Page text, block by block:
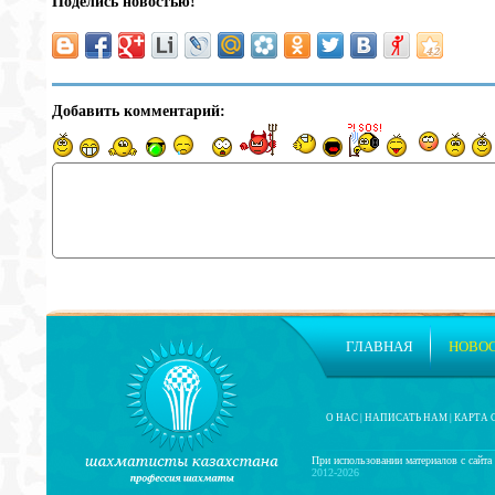
Добавить комментарий:
При использовании материалов с
2012-2026
О НАС НАПИСАТЬ НАМ КАРТА
ГЛАВНАЯ